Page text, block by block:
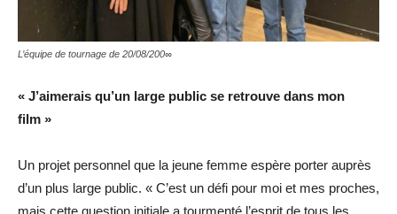
L’équipe de tournage de 20/08/200∞
« J’aimerais qu’un large public se retrouve dans mon
film »
Un projet personnel que la jeune femme espère porter auprès
d’un plus large public. « C’est un défi pour moi et mes proches,
mais cette question initiale a tourmenté l’esprit de tous les